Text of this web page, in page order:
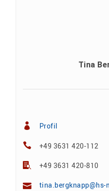
Tina
Profil
+49 3631 420-112
+49 3631 420-810
tina.bergknapp@hs-